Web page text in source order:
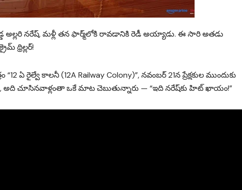
అల్లరి నరేష్, మళ్లీ తన ఫార్మ్‌లోకి రావడానికి రెడీ అయ్యాడు. ఈ సారి అతడు
థ్రిల్లర్!
ఏ రైల్వే కాలనీ (12A Railway Colony)”, నవంబర్ 21న ప్రేక్షకుల ముందుకు
చూసినవాళ్లంతా ఒకే మాట చెబుతున్నారు — “ఇది నరేష్‌కు హిట్ ఖాయం!”